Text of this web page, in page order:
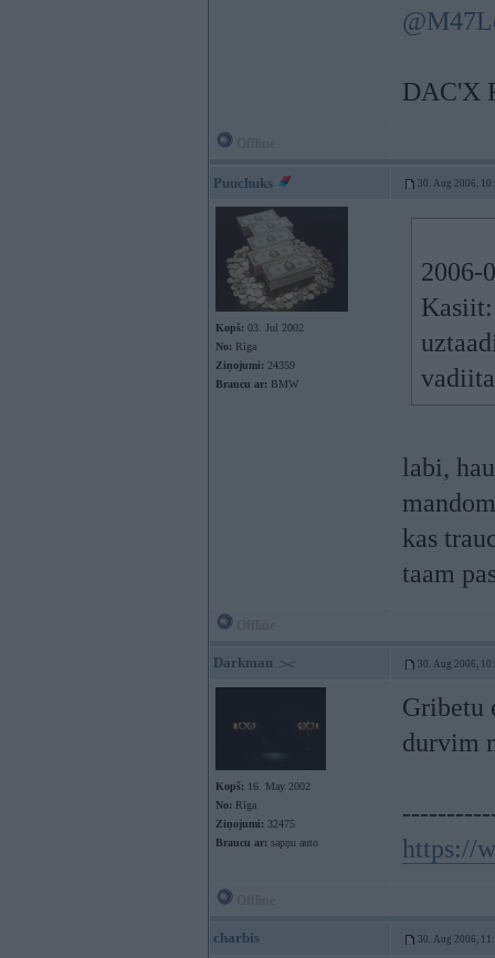
DAC'X
Puuchuks 30. Aug 2006,
Kopš: 03. Jul 2002
No: Rīga
Ziņojumi: 24359
Braucu ar: BMW
2006-
labi,
kas
taam
Darkman 30. Aug 2006,
Kopš: 16. May 2002
No: Rīga
Ziņojumi: 32475
Braucu ar: sapņu auto
Gribetu
durvim
https://
charbis 30. Aug 2006,